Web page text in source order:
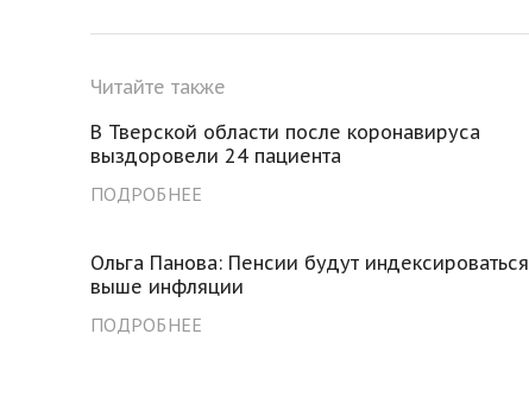
Читайте также
В Тверской области после коронавируса
выздоровели 24 пациента
ПОДРОБНЕЕ
Ольга Панова: Пенсии будут индексироваться
выше инфляции
ПОДРОБНЕЕ